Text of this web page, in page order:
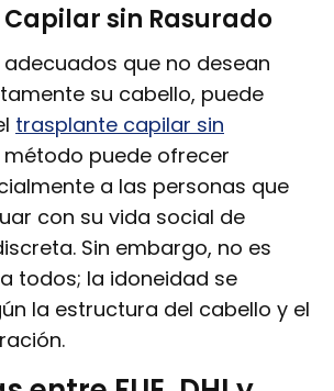
sin Rasurado
que no desean
su cabello, puede
trasplante capilar sin
método puede ofrecer
a las personas que
con su vida social de
Sin embargo, no es
todos; la idoneidad se
la estructura del cabello y el